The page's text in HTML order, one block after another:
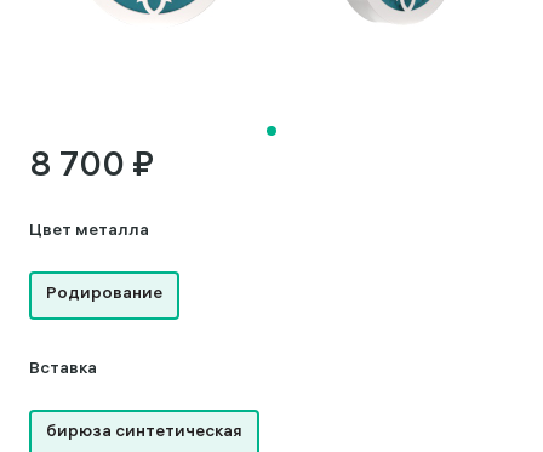
8 700 ₽
Цвет металла
Родирование
Вставка
бирюза синтетическая